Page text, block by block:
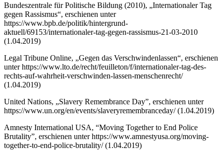
Bundeszentrale für Politische Bildung (2010), „Internationaler Tag
gegen Rassismus“, erschienen unter
https://www.bpb.de/politik/hintergrund-
aktuell/69153/internationaler-tag-gegen-rassismus-21-03-2010
(1.04.2019)
Legal Tribune Online, „Gegen das Verschwindenlassen“, erschienen
unter https://www.lto.de/recht/feuilleton/f/internationaler-tag-des-
rechts-auf-wahrheit-verschwinden-lassen-menschenrecht/
(1.04.2019)
United Nations, „Slavery Remembrance Day”, erschienen unter
https://www.un.org/en/events/slaveryremembranceday/ (1.04.2019)
Amnesty International USA, “Moving Together to End Police
Brutality”, erschienen unter https://www.amnestyusa.org/moving-
together-to-end-police-brutality/ (1.04.2019)